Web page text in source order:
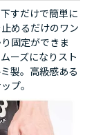
すだけで簡単に
めるだけのワン
固定ができま
ーズになりスト
製。高級感ある
プ。